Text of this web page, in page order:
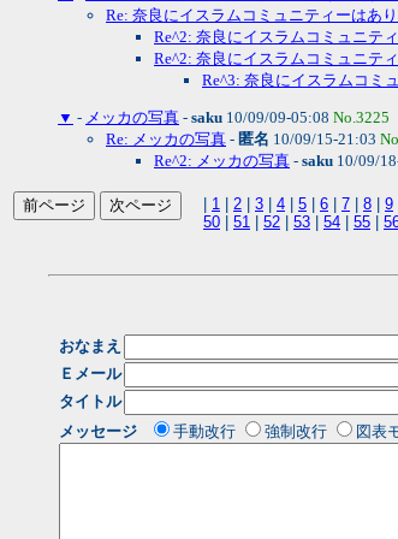
Re: 奈良にイスラムコミュニティーはあ
Re^2: 奈良にイスラムコミュニテ
Re^2: 奈良にイスラムコミュニテ
Re^3: 奈良にイスラムコミ
▼ - メッカの写真 - saku 10/09/09-05:08 No.3225
Re: メッカの写真 - 匿名 10/09/15-21:03
Re^2: メッカの写真 - saku 10/09/
1 2 3 4 5 6 7 8 9
50
51 52 53 54 55
おなまえ
Ｅメール
タイトル
メッセージ
手動改行 強制改行 図表